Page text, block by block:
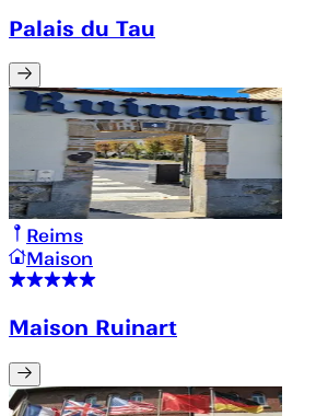
Palais du Tau
Reims
Maison
Maison Ruinart